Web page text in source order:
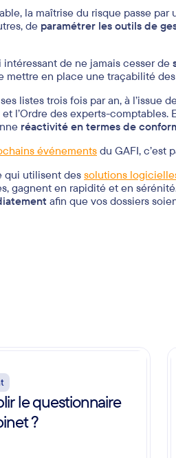
les procédures
?
la maîtrise du risque passe par
de ne jamais cesser de